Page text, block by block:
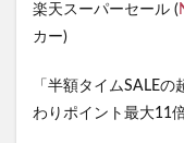
楽天スーパーセール (
カー)
「半額タイムSALE
わりポイント最大11